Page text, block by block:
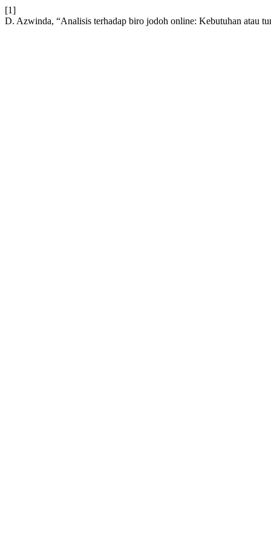
[1]
D. Azwinda, “Analisis terhadap biro jodoh online: Kebutuhan atau